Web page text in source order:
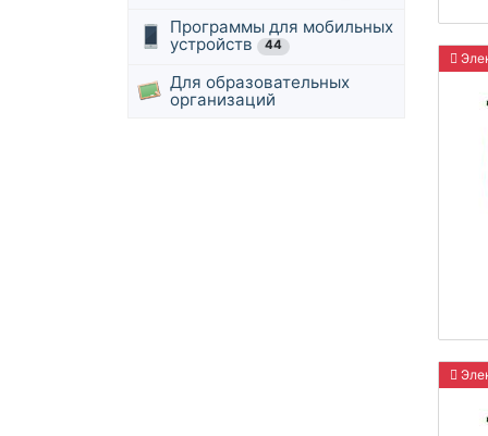
Программы для мобильных
устройств
44
Для образовательных
организаций